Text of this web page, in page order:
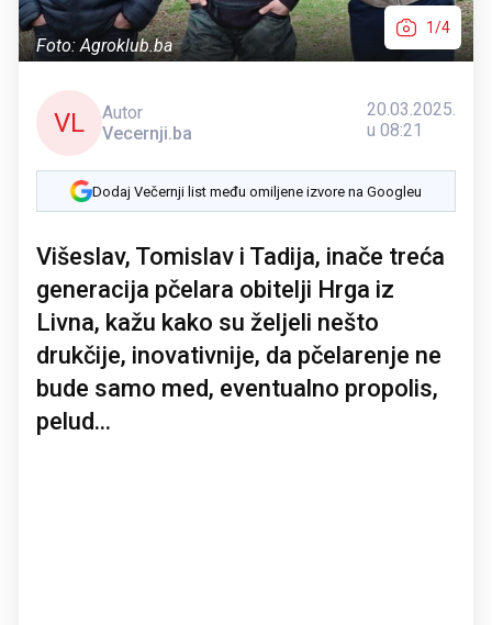
Foto: Agroklub.ba
1/4
VL
Autor
Vecernji.ba
20.03.2025.
u 08:21
Dodaj Večernji list među omiljene izvore na Googleu
Višeslav, Tomislav i Tadija, inače treća
generacija pčelara obitelji Hrga iz
Livna, kažu kako su željeli nešto
drukčije, inovativnije, da pčelarenje ne
bude samo med, eventualno propolis,
pelud...